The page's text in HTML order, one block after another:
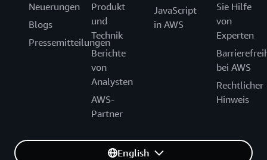
Neuerungen
Blogs
Pressemitteilungen
Produkt
und
Technik
Berichte
von
Analysten
AWS-
Partner
JavaScript
in AWS
Sie Hilfe
von
Experten
bei AWS
Rechtlicher
Hinweis
English